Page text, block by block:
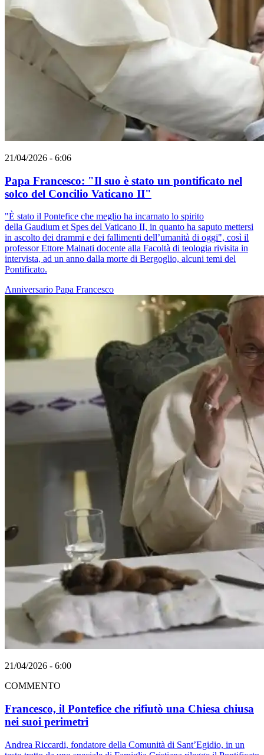
21/04/2026 - 6:06
Papa Francesco: "Il suo è stato un pontificato nel
solco del Concilio Vaticano II"
"È stato il Pontefice che meglio ha incarnato lo spirito
della Gaudium et Spes del Vaticano II, in quanto ha saputo mettersi
in ascolto dei drammi e dei fallimenti dell’umanità di oggi", così il
professor Ettore Malnati docente alla Facoltà di teologia rivisita in
intervista, ad un anno dalla morte di Bergoglio, alcuni temi del
Pontificato.
Anniversario Papa Francesco
21/04/2026 - 6:00
COMMENTO
Francesco, il Pontefice che rifiutò una Chiesa chiusa
nei suoi perimetri
Andrea Riccardi, fondatore della Comunità di Sant’Egidio, in un